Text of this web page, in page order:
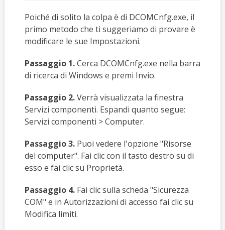
Poiché di solito la colpa è di DCOMCnfg.exe, il
primo metodo che ti suggeriamo di provare è
modificare le sue Impostazioni.
Passaggio 1.Cerca DCOMCnfg.exe nella barra
di ricerca di Windows e premi Invio.
Passaggio 2.Verrà visualizzata la finestra
Servizi componenti. Espandi quanto segue:
Servizi componenti > Computer.
Passaggio 3.Puoi vedere l'opzione "Risorse
del computer". Fai clic con il tasto destro su di
esso e fai clic su Proprietà.
Passaggio 4.Fai clic sulla scheda "Sicurezza
COM" e in Autorizzazioni di accesso fai clic su
Modifica limiti.